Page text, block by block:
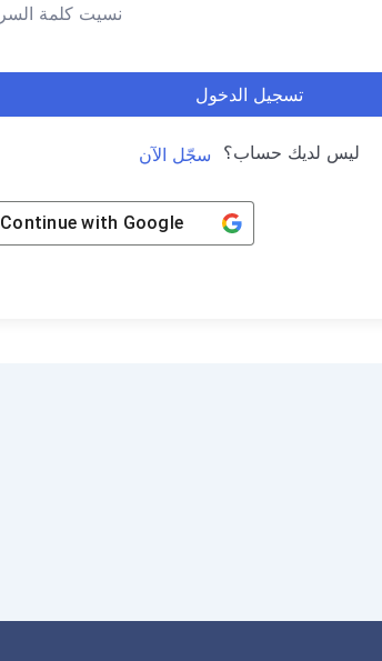
نسيت كلمة
تسجيل الدخول
ليس لديك حساب؟ سجّل الآن
Continue with Google